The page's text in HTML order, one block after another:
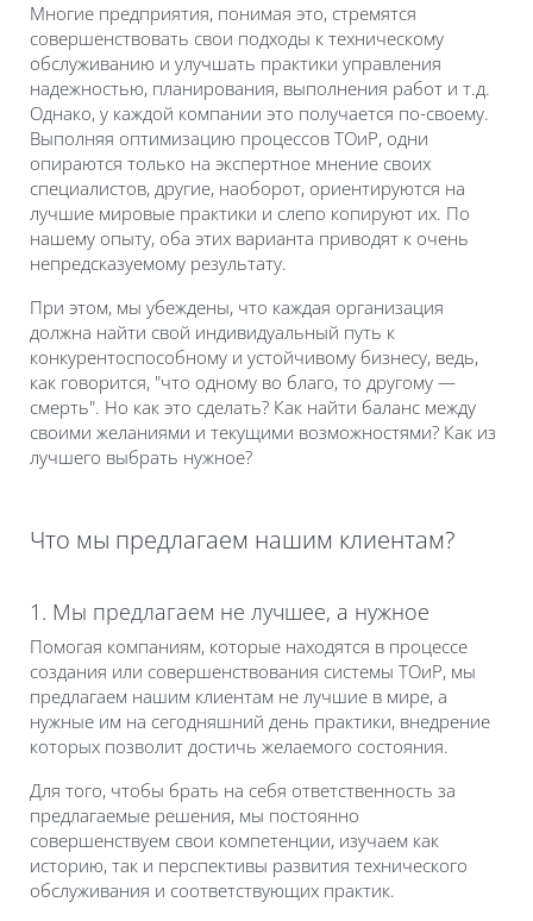
Многие предприятия, понимая это, стремятся
совершенствовать свои подходы к техническому
обслуживанию и улучшать практики управления
надежностью, планирования, выполнения работ и т.д.
Однако, у каждой компании это получается по-своему.
Выполняя оптимизацию процессов ТОиР, одни
опираются только на экспертное мнение своих
специалистов, другие, наоборот, ориентируются на
лучшие мировые практики и слепо копируют их. По
нашему опыту, оба этих варианта приводят к очень
непредсказуемому результату.
При этом, мы убеждены, что каждая организация
должна найти свой индивидуальный путь к
конкурентоспособному и устойчивому бизнесу, ведь,
как говорится, "что одному во благо, то другому —
смерть". Но как это сделать? Как найти баланс между
своими желаниями и текущими возможностями? Как из
лучшего выбрать нужное?
Что мы предлагаем нашим клиентам?
1. Мы предлагаем не лучшее, а нужное
Помогая компаниям, которые находятся в процессе
создания или совершенствования системы ТОиР, мы
предлагаем нашим клиентам не лучшие в мире, а
нужные им на сегодняшний день практики, внедрение
которых позволит достичь желаемого состояния.
Для того, чтобы брать на себя ответственность за
предлагаемые решения, мы постоянно
совершенствуем свои компетенции, изучаем как
историю, так и перспективы развития технического
обслуживания и соответствующих практик.